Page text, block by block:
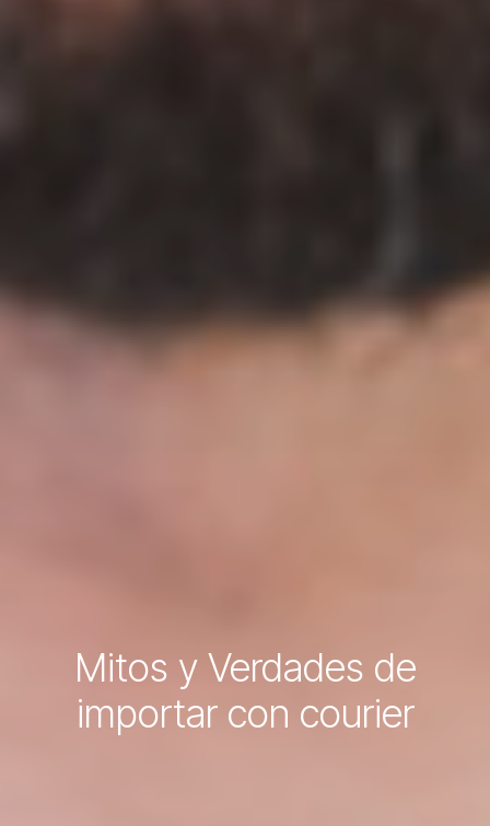
Mitos y Verdades de
importar con courier